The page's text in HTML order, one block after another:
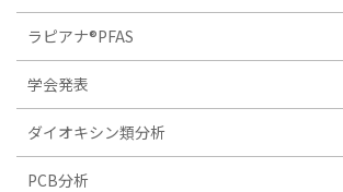
ラピアナ®PFAS
学会発表
ダイオキシン類分析
PCB分析